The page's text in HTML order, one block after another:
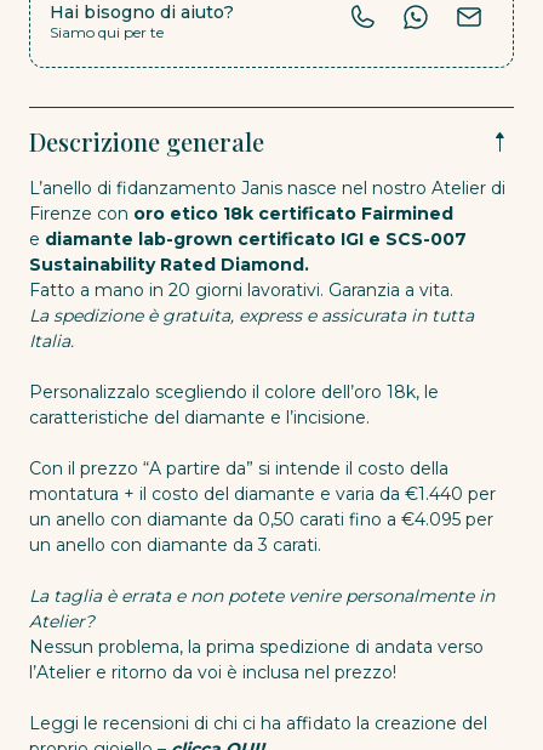
Hai bisogno di aiuto?
Siamo qui per te
Descrizione generale
L’anello di fidanzamento Janis nasce nel nostro Atelier di
Firenze con oro etico 18k certificato Fairmined
e diamante lab-grown certificato IGI e SCS-007
Sustainability Rated Diamond.
Fatto a mano in 20 giorni lavorativi. Garanzia a vita.
La spedizione è gratuita, express e assicurata in tutta
Italia.
Personalizzalo scegliendo il colore dell’oro 18k, le
caratteristiche del diamante e l’incisione.
Con il prezzo “A partire da” si intende il costo della
montatura + il costo del diamante e varia da €1.440 per
un anello con diamante da 0,50 carati fino a €4.095 per
un anello con diamante da 3 carati.
La taglia è errata e non potete venire personalmente in
Atelier?
Nessun problema, la prima spedizione di andata verso
l’Atelier e ritorno da voi è inclusa nel prezzo!
Leggi le recensioni di chi ci ha affidato la creazione del